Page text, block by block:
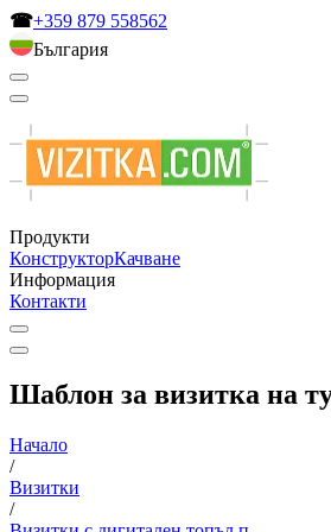
☎+359 879 558562
България
Продукти
КонструкторКачване
Информация
Контакти
Шаблон за визитка на
Начало
/
Визитки
/